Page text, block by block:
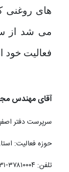
های روغنی
فعالیت خود
آقای مهندس
سرپرست دفتر
حوزه فعالیت:
تلفن: ۳۷۸۱۰۰۰۴-۰۳۱